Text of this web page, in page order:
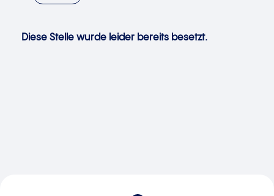
Diese Stelle wurde leider bereits besetzt.